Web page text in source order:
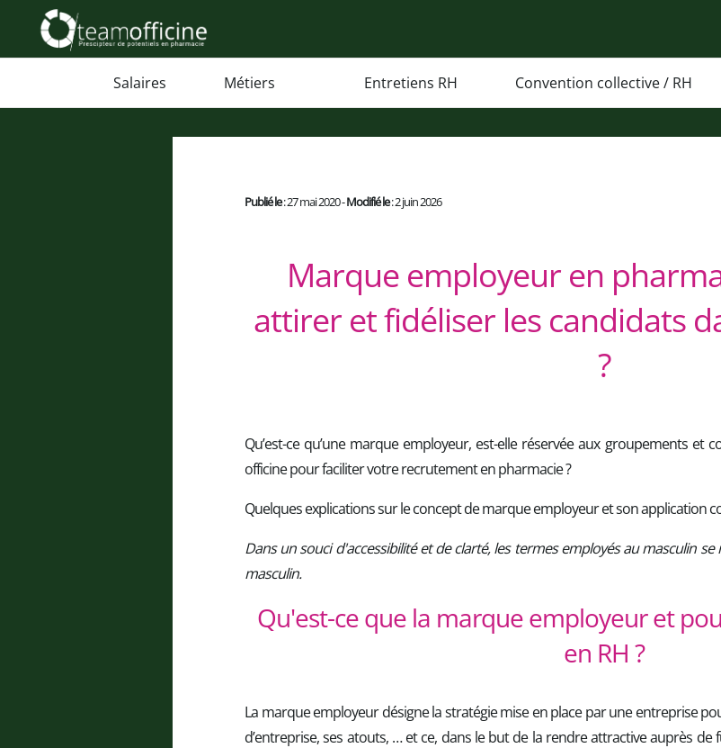
Salaires Métiers Entretiens RH Convention collective / RH
Publié le: 27 mai 2020 -Modifié le: 2 juin 2026
Marque employeur en
attirer et fidéliser les candidats
?
Qu’est-ce qu’une marque employeur, est-elle réservée aux groupements et
officine pour faciliter votre recrutement en pharmacie ?
Quelques explications sur le concept de marque employeur et son application
Dans un souci d'accessibilité et de clarté, les termes employés au masculin
masculin.
Qu'est-ce que la marque employeur et
en RH ?
La marque employeur désigne la stratégie mise en place par une entreprise
d’entreprise, ses atouts, … et ce, dans le but de la rendre attractive auprès